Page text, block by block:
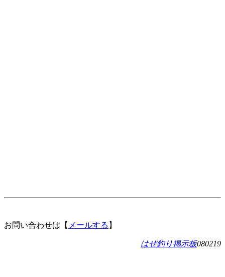
お問い合わせは【 メールする 】
はぜ釣り掲示板080219